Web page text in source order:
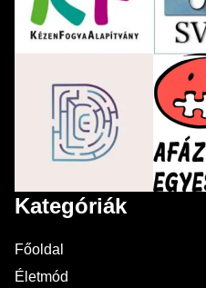
Kategóriák
Főoldal
Életmód